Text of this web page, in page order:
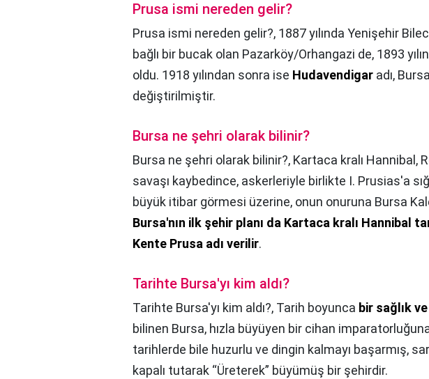
Prusa ismi nereden gelir?
Prusa ismi nereden gelir?, 1887 yılında Yenişehir
bağlı bir bucak olan Pazarköy/Orhangazi de, 1893
oldu. 1918 yılından sonra ise Hudavendigar adı,
değiştirilmiştir.
Bursa ne şehri olarak bilinir?
Bursa ne şehri olarak bilinir?, Kartaca kralı Hannibal,
savaşı kaybedince, askerleriyle birlikte I. Prusias'a
büyük itibar görmesi üzerine, onun onuruna Bursa
Bursa'nın ilk şehir planı da Kartaca kralı Hannibal
Kente Prusa adı verilir.
Tarihte Bursa'yı kim aldı?
Tarihte Bursa'yı kim aldı?, Tarih boyunca bir sağlık
bilinen Bursa, hızla büyüyen bir cihan
tarihlerde bile huzurlu ve dingin kalmayı başarmış,
kapalı tutarak “Üreterek” büyümüş bir şehirdir.